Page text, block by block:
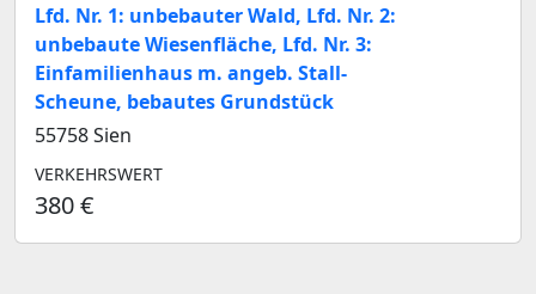
Lfd. Nr. 1: unbebauter Wald, Lfd. Nr. 2:
unbebaute Wiesenfläche, Lfd. Nr. 3:
Einfamilienhaus m. angeb. Stall-
Scheune, bebautes Grundstück
55758 Sien
VERKEHRSWERT
380 €